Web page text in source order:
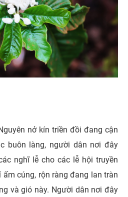
nở kín triền đồi đang cận
buôn làng, người dân nơi đây
nghĩ lễ cho các lễ hội truyền
cúng, rộn ràng đang lan tràn
và gió này. Người dân nơi đây